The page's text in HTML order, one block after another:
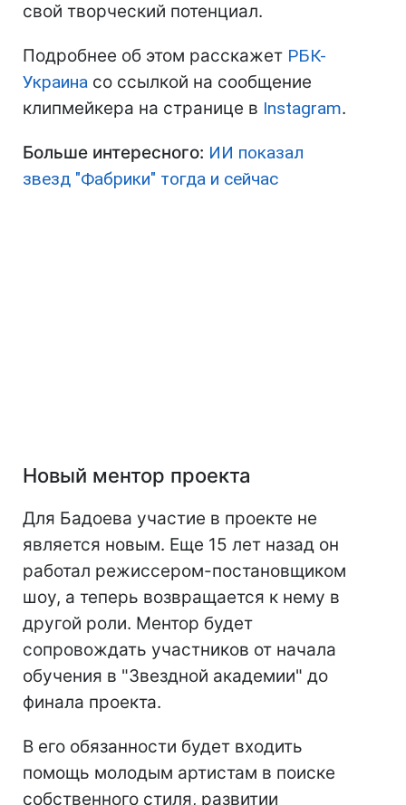
свой творческий потенциал.
Подробнее об этом расскажет РБК-
Украина со ссылкой на сообщение
клипмейкера на странице в Instagram.
Больше интересного: ИИ показал
звезд "Фабрики" тогда и сейчас
Новый ментор проекта
Для Бадоева участие в проекте не
является новым. Еще 15 лет назад он
работал режиссером-постановщиком
шоу, а теперь возвращается к нему в
другой роли. Ментор будет
сопровождать участников от начала
обучения в "Звездной академии" до
финала проекта.
В его обязанности будет входить
помощь молодым артистам в поиске
собственного стиля, развитии